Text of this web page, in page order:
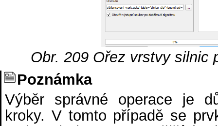
Obr. 209 Ořez vrstvy silnic
Poznámka
Výběr správné operace je
kroky. V tomto případě se